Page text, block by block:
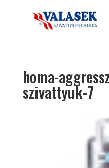
homa-
szivattyuk-7